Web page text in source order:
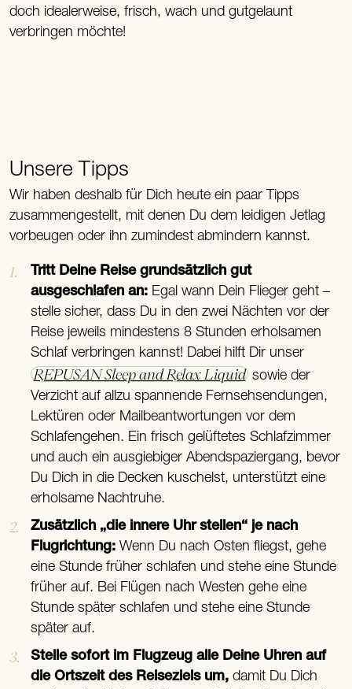
doch idealerweise, frisch, wach und gutgelaunt
verbringen möchte!
Unsere Tipps
Wir haben deshalb für Dich heute ein paar Tipps
zusammengestellt, mit denen Du dem leidigen Jetlag
vorbeugen oder ihn zumindest abmindern kannst.
Tritt Deine Reise grundsätzlich gut
ausgeschlafen an: Egal wann Dein Flieger geht –
stelle sicher, dass Du in den zwei Nächten vor der
Reise jeweils mindestens 8 Stunden erholsamen
Schlaf verbringen kannst! Dabei hilft Dir unser
REPUSAN Sleep and Relax Liquidsowie der
Verzicht auf allzu spannende Fernsehsendungen,
Lektüren oder Mailbeantwortungen vor dem
Schlafengehen. Ein frisch gelüftetes Schlafzimmer
und auch ein ausgiebiger Abendspaziergang, bevor
Du Dich in die Decken kuschelst, unterstützt eine
erholsame Nachtruhe.
Zusätzlich „die innere Uhr stellen“ je nach
Flugrichtung: Wenn Du nach Osten fliegst, gehe
eine Stunde früher schlafen und stehe eine Stunde
früher auf. Bei Flügen nach Westen gehe eine
Stunde später schlafen und stehe eine Stunde
später auf.
Stelle sofort im Flugzeug alle Deine Uhren auf
die Ortszeit des Reiseziels um, damit Du Dich